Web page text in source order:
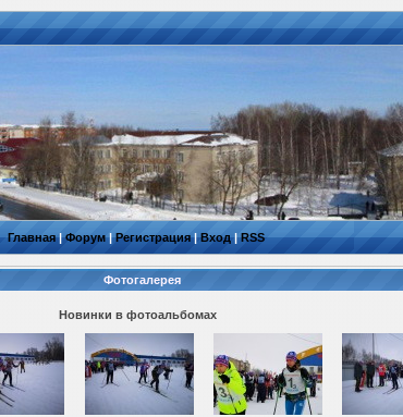
Главная|Форум|Регистрация|Вход|RSS
Фотогалерея
Новинки в фотоальбомах